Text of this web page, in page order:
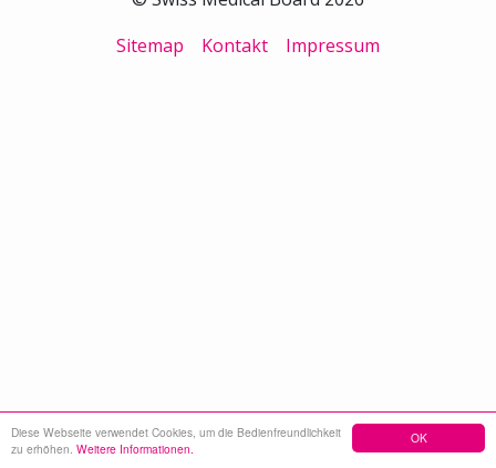
OK
Diese Webseite verwendet Cookies, um die Bedienfreundlichkeit
zu erhöhen. Weitere Informationen.
Sitemap
Kontakt Impressum